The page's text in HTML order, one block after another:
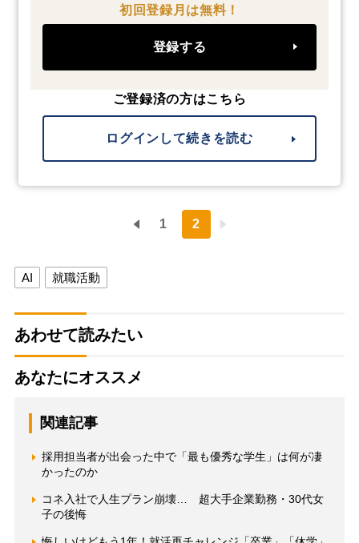
初回登録月は無料！
登録する
ご登録済の方はこちら
ログインして続きを読む
1 2
AI 就職活動
あわせて読みたい
あなたにオススメ
関連記事
採用担当者が出会った中で「最も優秀な学生」は何が凄
かったのか
コネ入社で人生プラン崩壊… 超大手企業勤務・30代女
子の後悔